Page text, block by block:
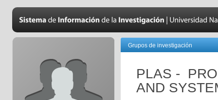
Grupos de investigación
PLAS -
AND